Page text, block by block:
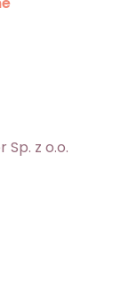
z o.o.